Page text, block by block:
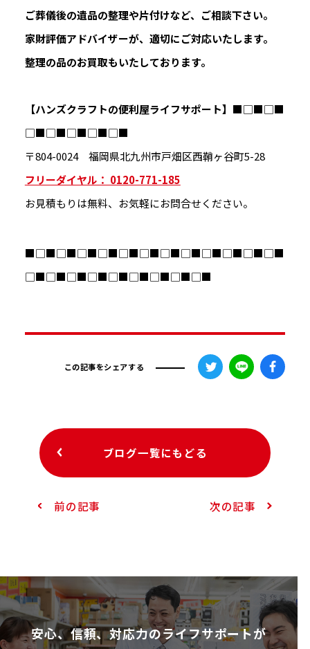
ご葬儀後の遺品の整理や片付けなど、ご相談下さい。
家財評価アドバイザーが、適切にご対応いたします。
整理の品のお買取もいたしております。
【ハンズクラフトの便利屋ライフサポート】 ■□■□■
□■□■□■□■□■
〒804-0024 福岡県北九州市戸畑区西鞘ヶ谷町5-28
フリーダイヤル： 0120-771-185
お見積もりは無料、お気軽にお問合せください。
■□■□■□■□■□■□■□■□■□■□■□■□■
□■□■□■□■□■□■□■□■□■
この記事をシェアする
前の記事
ブログ一覧にもどる
次の記事
安⼼、信頼、対応⼒のライフサポートが